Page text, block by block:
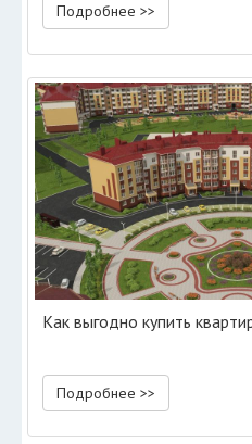
Подробнее >>
Как выгодно купить
Подробнее >>